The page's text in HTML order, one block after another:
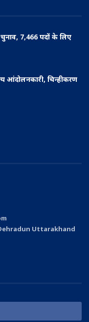
7,466 पदों के लिए
आंदोलनकारी, चिन्हीकरण
Uttarakhand